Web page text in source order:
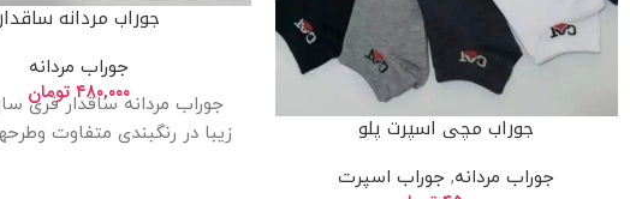
جوراب مچی اسپرت پلو
جوراب مردانه, جوراب اسپرت
جوراب مردانه
جوراب مردانه
۴۸۰,۰۰۰ تومان
جوراب مردانه ساقدار فری
زیبا در رنگبندی متفاوت